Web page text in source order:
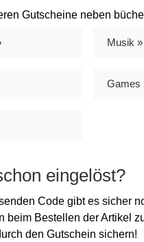
Gutscheine neben
Musik »
Games
eingelöst?
Code gibt es sicher
beim Bestellen der Artikel
den Gutschein sichern!